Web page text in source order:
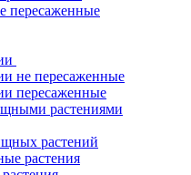
пересаженные
не пересаженные
пересаженные
растениями
растений
растения